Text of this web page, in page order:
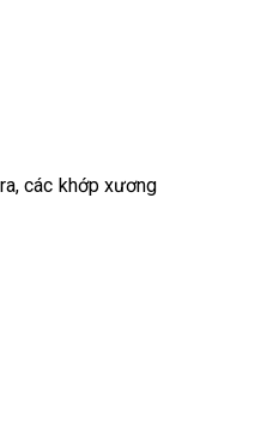
các khớp xương